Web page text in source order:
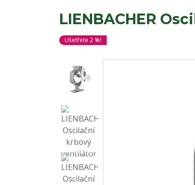
LIENBACHER
Ušetřete 2 %!